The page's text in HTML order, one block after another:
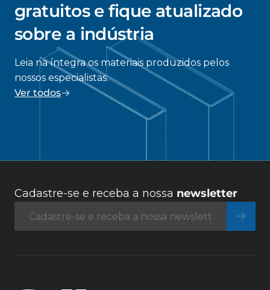
gratuitos e fique atualizado
sobre a indústria
Leia na íntegra os materiais produzidos pelos
nossos especialistas.
Ver todos
Cadastre-se e receba a nossa newsletter